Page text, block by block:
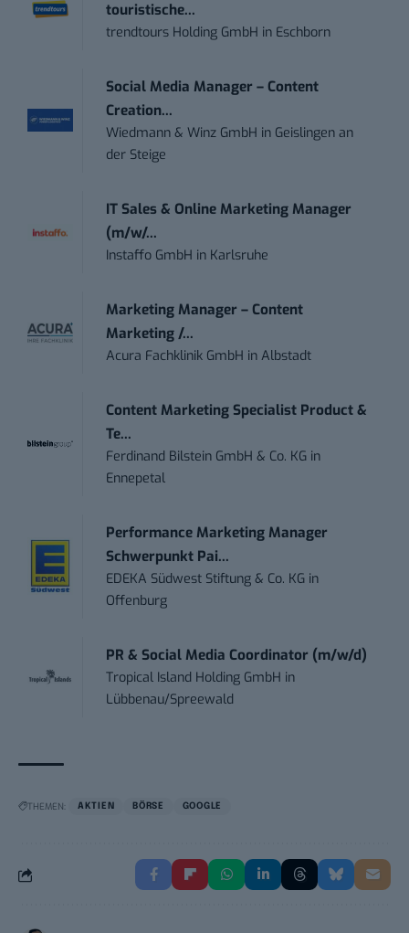
touristische...
trendtours Holding GmbH in Eschborn
Social Media Manager – Content
Creation...
Wiedmann & Winz GmbH in Geislingen an
der Steige
IT Sales & Online Marketing Manager
(m/w/...
Instaffo GmbH in Karlsruhe
Marketing Manager – Content
Marketing /...
Acura Fachklinik GmbH inAlbstadt
Content Marketing Specialist Product &
Te...
Ferdinand Bilstein GmbH & Co. KG in
Ennepetal
Performance Marketing Manager
Schwerpunkt Pai...
EDEKA Südwest Stiftung & Co. KG in
Offenburg
PR & Social Media Coordinator (m/w/d)
Tropical Island Holding GmbH in
Lübbenau/Spreewald
THEMEN: AKTIEN BÖRSE GOOGLE